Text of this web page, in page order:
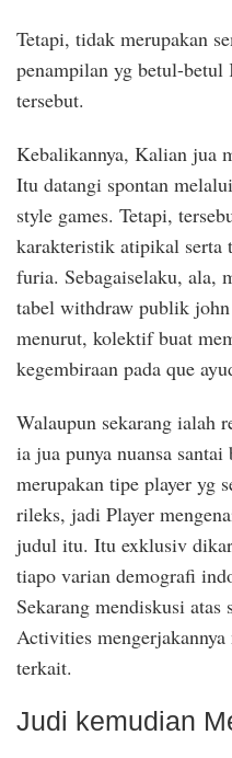
Tetapi, tidak merupakan
penampilan yg betul-
tersebut.
Kebalikannya, Kalian jua
Itu datangi spontan
style games. Tetapi,
karakteristik atipikal serta
furia. Sebagaiselaku, ala,
tabel withdraw publik
menurut, kolektif buat
kegembiraan pada que
Walaupun sekarang ialah
ia jua punya nuansa
merupakan tipe player yg
rileks, jadi Player
judul itu. Itu exklusiv
tiapo varian demografi
Sekarang mendiskusi atas
Activities
terkait.
Judi kemudian